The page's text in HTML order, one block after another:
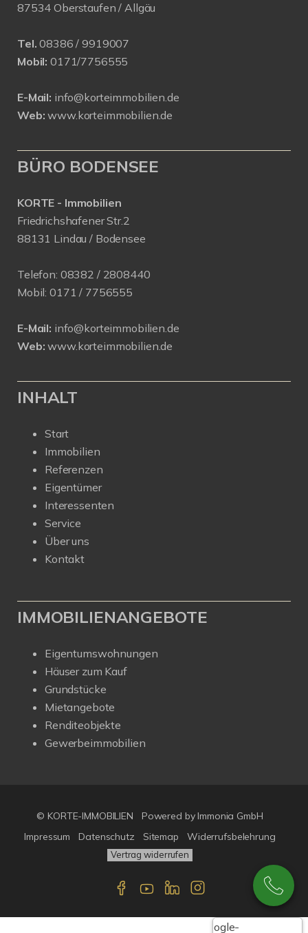
87534 Oberstaufen / Allgäu
Tel. 08386 / 9919007
Mobil: 0171/7756555
E-Mail: info@korteimmobilien.de
Web: www.korteimmobilien.de
BÜRO BODENSEE
KORTE - Immobilien
Friedrichshafener Str.2
88131 Lindau / Bodensee
Telefon: 08382 / 2808440
Mobil: 0171 / 7756555
E-Mail: info@korteimmobilien.de
Web: www.korteimmobilien.de
INHALT
Start
Immobilien
Referenzen
Eigentümer
Interessenten
Service
Über uns
Kontakt
IMMOBILIENANGEBOTE
Eigentumswohnungen
Häuser zum Kauf
Grundstücke
Mietangebote
Renditeobjekte
Gewerbeimmobilien
© KORTE-IMMOBILIEN
Powered by Immonia GmbH
Impressum
Datenschutz Sitemap Widerrufsbelehrung
Vertrag widerrufen
Google-